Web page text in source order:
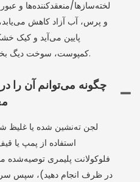
لخته‌سازها/منعقدکننده‌ها و
و پرس، آب آزاد کاهش
پایین می‌آید و کیک
کمپوست، سوخت دیگ بخار یا دفن زباله مناسب است.
چگونه می‌توانم آن را
لجن ته‌نشین شده یا غلیظ
استفاده از پمپ یا
فلوکولانت پلیمری توصیه‌شده
در ظرف انجام دهید)، سپس